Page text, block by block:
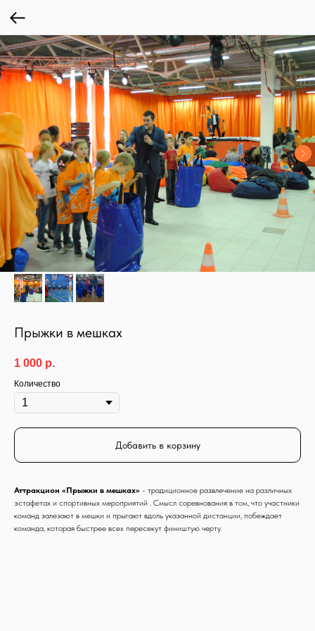
Прыжки в мешках
1 000 р.
Количество
Добавить в корзину
Аттракцион «Прыжки в мешках» - традиционное развлечение на различных
эстафетах и спортивных мероприятий . Смысл соревнования в том, что участники
команд залезают в мешки и прыгают вдоль указанной дистанции, побеждает
команда, которая быстрее всех пересекут фиништую черту.